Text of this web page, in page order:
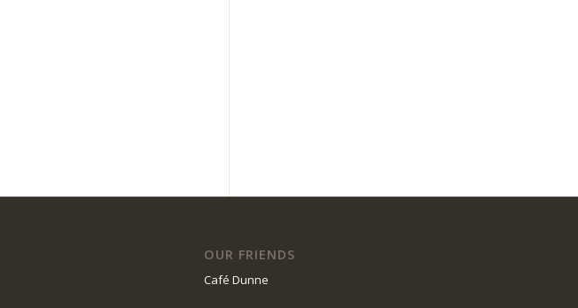
OUR FRIENDS
Café Dunne